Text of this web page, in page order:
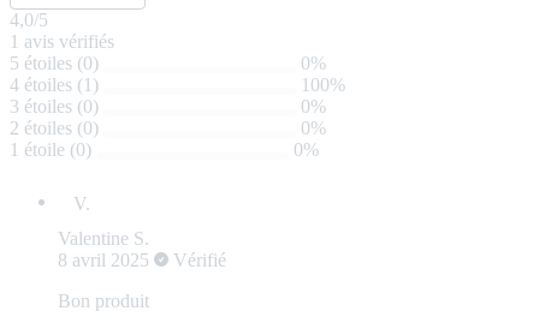
4,0/5
1 avis vérifiés
5 étoiles (0)
0%
4 étoiles (1)
100%
3 étoiles (0)
0%
2 étoiles (0)
0%
1 étoile (0)
0%
Valentine S.
8 avril 2025
Vérifié
Bon produit